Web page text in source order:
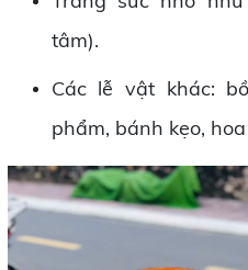
tâm).
Các lễ vật khác:
phẩm, bánh kẹo,